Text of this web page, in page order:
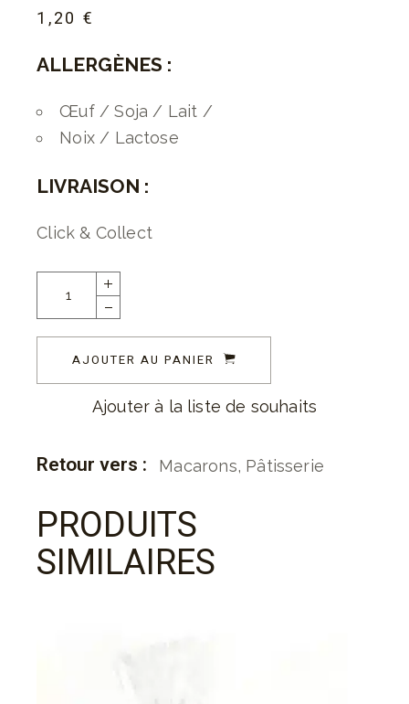
1,20 €
ALLERGÈNES :
Œuf / Soja / Lait /
Noix / Lactose
LIVRAISON :
Click & Collect
AJOUTER AU PANIER
Ajouter à la liste de souhaits
Retour vers : Macarons, Pâtisserie
PRODUITS
SIMILAIRES